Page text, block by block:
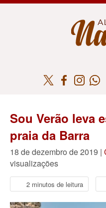
Sou Verão leva
praia da Barra
18 de dezembro de 2019 |
visualizações
2 minutos de leitura